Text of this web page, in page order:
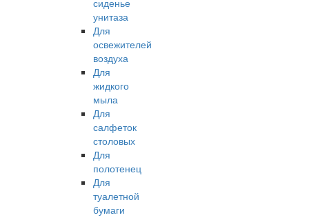
сиденье
унитаза
Для
освежителей
воздуха
Для
жидкого
мыла
Для
салфеток
столовых
Для
полотенец
Для
туалетной
бумаги